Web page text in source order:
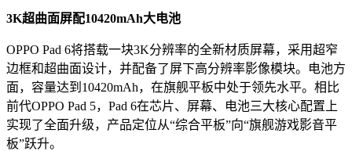
3K超曲面屏配10420mAh大电池
OPPO Pad 6将搭载一块3K分辨率的全新材质屏幕，采用超窄
边框和超曲面设计，并配备了屏下高分辨率影像模块。电池方
面，容量达到10420mAh，在旗舰平板中处于领先水平。相比
前代OPPO Pad 5，Pad 6在芯片、屏幕、电池三大核心配置上
实现了全面升级，产品定位从“综合平板”向“旗舰游戏影音平
板”跃升。